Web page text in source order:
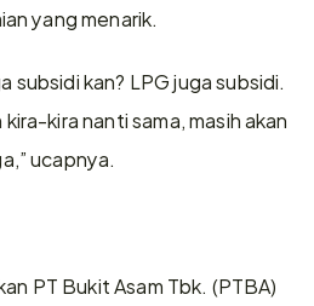
yang menarik.
subsidi kan? LPG juga subsidi.
kira nanti sama, masih akan
ucapnya.
PT Bukit Asam Tbk. (PTBA)